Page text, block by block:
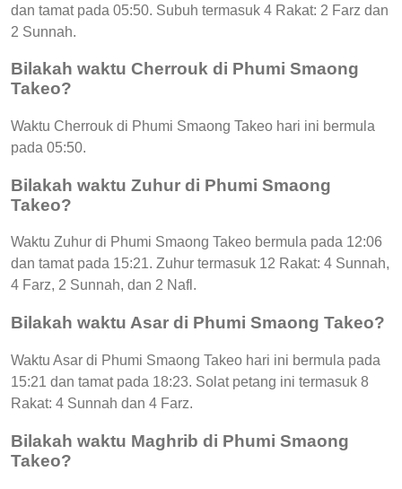
dan tamat pada 05:50. Subuh termasuk 4 Rakat: 2 Farz dan
2 Sunnah.
Bilakah waktu Cherrouk di Phumi Smaong
Takeo?
Waktu Cherrouk di Phumi Smaong Takeo hari ini bermula
pada 05:50.
Bilakah waktu Zuhur di Phumi Smaong
Takeo?
Waktu Zuhur di Phumi Smaong Takeo bermula pada 12:06
dan tamat pada 15:21. Zuhur termasuk 12 Rakat: 4 Sunnah,
4 Farz, 2 Sunnah, dan 2 Nafl.
Bilakah waktu Asar di Phumi Smaong Takeo?
Waktu Asar di Phumi Smaong Takeo hari ini bermula pada
15:21 dan tamat pada 18:23. Solat petang ini termasuk 8
Rakat: 4 Sunnah dan 4 Farz.
Bilakah waktu Maghrib di Phumi Smaong
Takeo?